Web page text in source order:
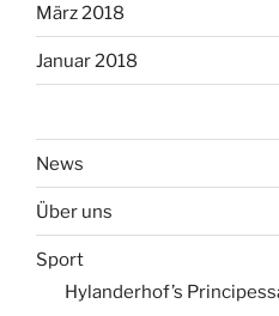
März 2018
Januar 2018
News
Über uns
Sport
Hylanderhof’s